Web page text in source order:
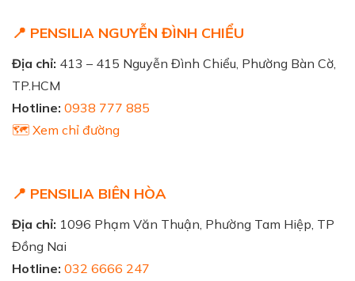
📍 PENSILIA NGUYỄN ĐÌNH CHIỂU
Địa chỉ: 413 – 415 Nguyễn Đình Chiểu, Phường Bàn Cờ,
TP.HCM
Hotline: 0938 777 885
🗺️ Xem chỉ đường
📍 PENSILIA BIÊN HÒA
Địa chỉ: 1096 Phạm Văn Thuận, Phường Tam Hiệp, TP
Đồng Nai
Hotline: 032 6666 247